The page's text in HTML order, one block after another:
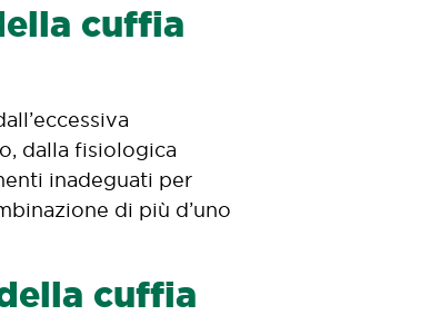
cuffia
dalla fisiologica
inadeguati per
di più d’uno
cuffia